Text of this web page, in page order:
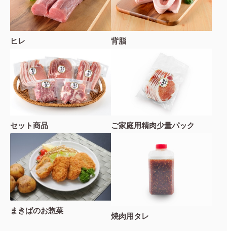
ヒレ 背脂
セット商品 ご家庭用精肉少量パック
まきばのお惣菜
焼肉用タレ